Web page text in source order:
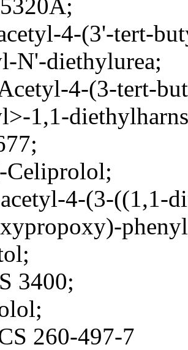
4-(3'-tert-
N'-diethylurea;
4-(3-tert-
1,1-
Celiprolol;
4-(3-((1,1-
3400;
260-497-7